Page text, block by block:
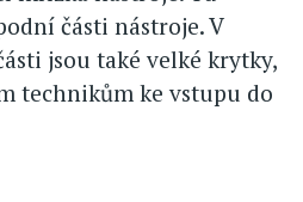
části nástroje. V
jsou také velké krytky,
technikům ke vstupu do